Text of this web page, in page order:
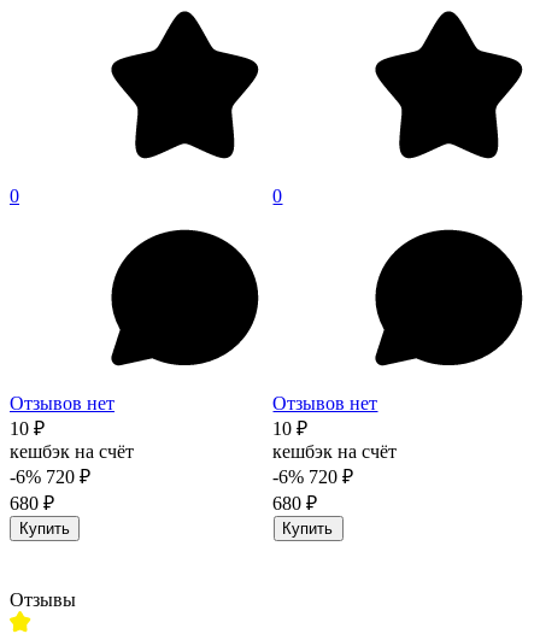
0
Отзывов нет
10 ₽
кешбэк на счёт
-6% 720 ₽
680 ₽
Купить
0
Отзывов нет
10 ₽
кешбэк на счёт
-6% 720 ₽
680 ₽
Купить
Отзывы